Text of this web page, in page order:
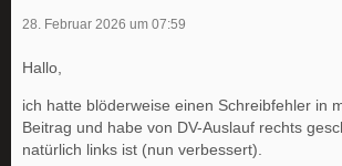
28. Februar 2026 um 07:59
Hallo,
ich hatte blöderweise einen Schreibfehler in
Beitrag und habe von DV-Auslauf rechts
natürlich links ist (nun verbessert).